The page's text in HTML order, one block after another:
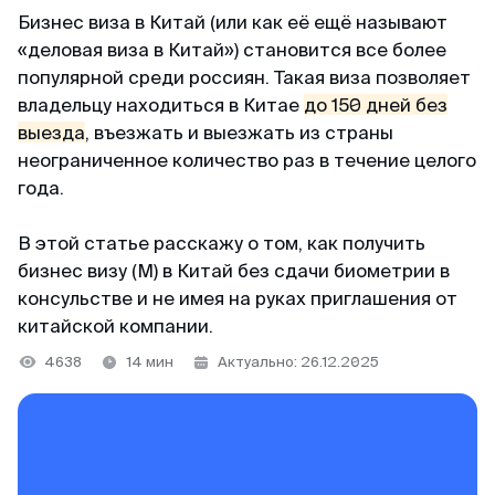
Telegram-канал
@MyVisaWorld
По вопросам сотрудничества
docs@myvisa.world
Реквизиты: Сингапур
MTTA PTE LTD, 5 Napier Road, Republic of
Singapore
Китай
Таиланд
ВКонтакте
Светлана
Отзыв с Яндекса · 2025
Удобно
профессиональную помощь в оформлении K-
Eta. Грамотно, четко, быстро и очень удобно.
Процветания и успехов вашему бизнесу!
Георгий
Япония
Тайвань
Индонезия
Китай
Команда поддержки
На связи каждый день с 10:00 до 22:00 по
Бизнес виза в Китай (или как её ещё называют
«деловая виза в Китай») становится все более
популярной среди россиян. Такая виза позволяет
владельцу находиться в Китае до 150 дней без
выезда, въезжать и выезжать из страны
неограниченное количество раз в течение целого
года.
В этой статье расскажу о том, как получить
бизнес визу (М) в Китай без сдачи биометрии в
консульстве и не имея на руках приглашения от
китайской компании.
4638 14 мин Актуально: 26.12.2025